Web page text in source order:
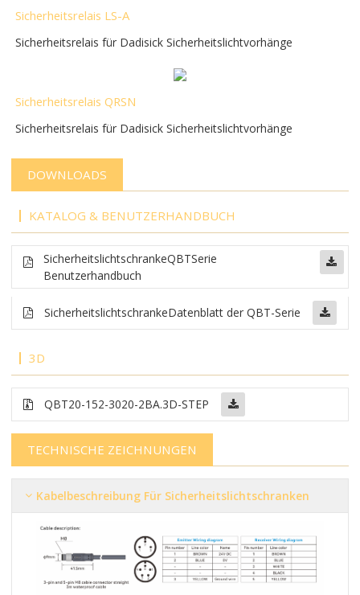
Sicherheitsrelais LS-A
Sicherheitsrelais für Dadisick Sicherheitslichtvorhänge
Sicherheitsrelais QRSN
Sicherheitsrelais für Dadisick Sicherheitslichtvorhänge
DOWNLOADS
KATALOG & BENUTZERHANDBUCH
SicherheitslichtschrankeQBTSerie
Benutzerhandbuch
SicherheitslichtschrankeDatenblatt der QBT-Serie
3D
QBT20-152-3020-2BA.3D-STEP
TECHNISCHE ZEICHNUNGEN
Kabelbeschreibung Für Sicherheitslichtschranken